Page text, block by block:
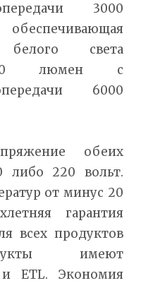
3000
света
160 люмен с
6000
обеих
либо 220 вольт.
от минус 20
гарантия
всех продуктов
имеют
и ETL. Экономия